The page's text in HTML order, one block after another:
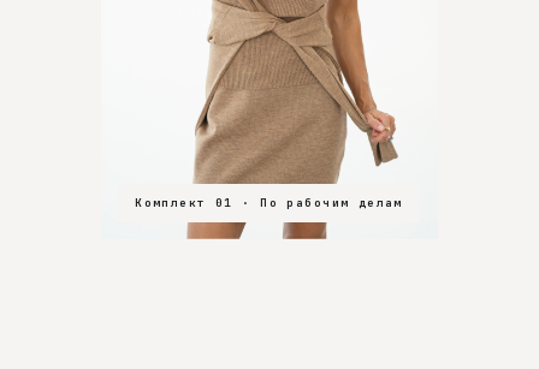
Комплект 01 · По рабочим делам
Комплект 02 · В зал
Комплект 03 · На особенный вечер